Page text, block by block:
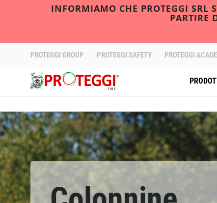
INFORMIAMO CHE PROTEGGI SRL
PARTIRE
PROTEGGI GROUP PROTEGGI SAFETY PROTEGGI